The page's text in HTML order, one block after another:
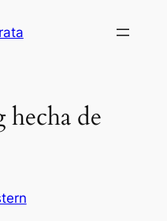
hecha de